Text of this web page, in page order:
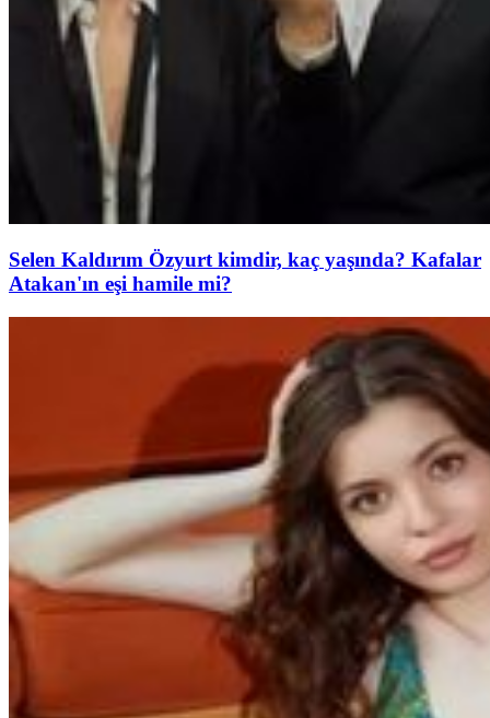
Selen Kaldırım Özyurt kimdir, kaç yaşında? Kafalar
Atakan'ın eşi hamile mi?